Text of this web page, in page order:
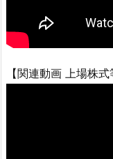
【関連動画 上場株